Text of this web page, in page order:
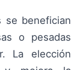
se benefician
o pesadas
La elección